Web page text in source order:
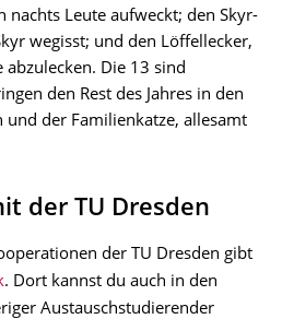
nachts Leute aufweckt; den Skyr-
wegisst; und den Löffellecker,
Die 13 sind
den Rest des Jahres in den
und der Familienkatze, allesamt
der TU Dresden
der TU Dresden gibt
. Dort kannst du auch in den
Austauschstudierender